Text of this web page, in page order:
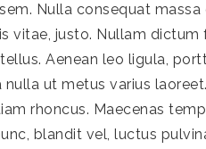
Nulla consequat massa
vitae, justo. Nullam dictum
Aenean leo ligula,
ut metus varius laoreet.
rhoncus. Maecenas
blandit vel, luctus